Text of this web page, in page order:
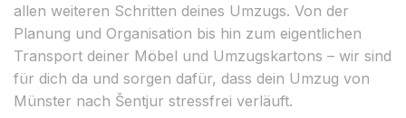
allen weiteren Schritten deines Umzugs. Von der
Planung und Organisation bis hin zum eigentlichen
Transport deiner Möbel und Umzugskartons – wir sind
für dich da und sorgen dafür, dass dein Umzug von
Münster nach Šentjur stressfrei verläuft.